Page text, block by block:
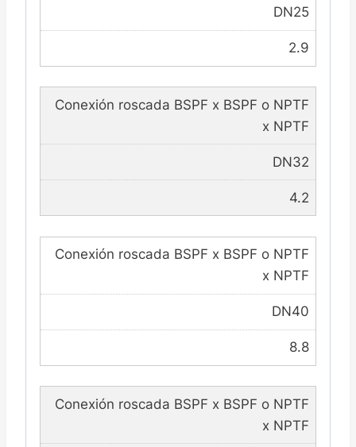
DN25
2.9
Conexión roscada BSPF x BSPF o NPTF
x NPTF
DN32
4.2
Conexión roscada BSPF x BSPF o NPTF
x NPTF
DN40
8.8
Conexión roscada BSPF x BSPF o NPTF
x NPTF